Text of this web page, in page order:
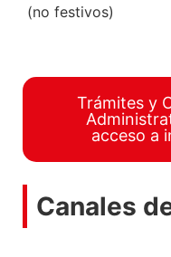
(no festivos)
Trámites y
acceso a
Canales